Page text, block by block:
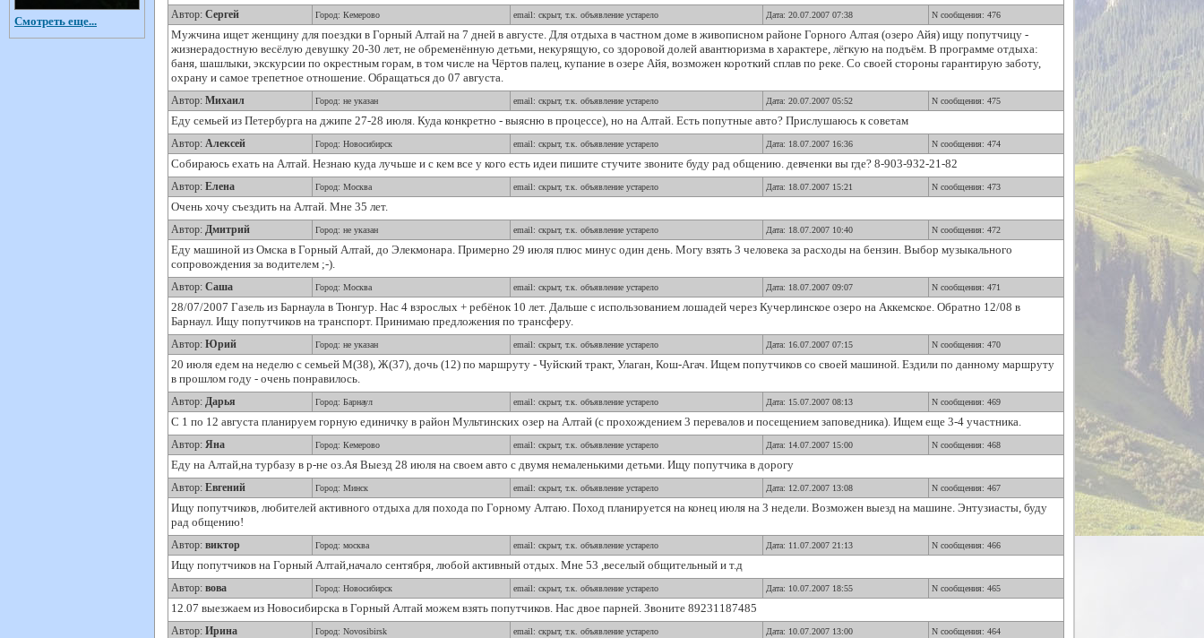
Смотреть еще... Автор: Сергей Город: Кемерово email: скрыт, т.к. объявление устарело Дата: 20.07.2007 07:38 N сообщения: 476
Мужчина ищет женщину для поездки в Горный Алтай на 7 дней в августе. Для отдыха в частном доме в живописном районе Горного Алтая (озеро Айя) ищу попутчицу -
жизнерадостную весёлую девушку 20-30 лет, не обременённую детьми, некурящую, со здоровой долей авантюризма в характере, лёгкую на подъём. В программе отдыха:
баня, шашлыки, экскурсии по окрестным горам, в том числе на Чёртов палец, купание в озере Айя, возможен короткий сплав по реке. Со своей стороны гарантирую заботу,
охрану и самое трепетное отношение. Обращаться до 07 августа.
Автор: Михаил Город: не указан email: скрыт, т.к. объявление устарело Дата: 20.07.2007 05:52 N сообщения: 475
Еду семьей из Петербурга на джипе 27-28 июля. Куда конкретно - выясню в процессе), но на Алтай. Есть попутные авто? Прислушаюсь к советам
Автор: Алексей Город: Новосибирск email: скрыт, т.к. объявление устарело Дата: 18.07.2007 16:36 N сообщения: 474
Собираюсь ехать на Алтай. Незнаю куда лучьше и с кем все у кого есть идеи пишите стучите звоните буду рад общению. девченки вы где? 8-903-932-21-82
Автор: Елена Город: Москва email: скрыт, т.к. объявление устарело Дата: 18.07.2007 15:21 N сообщения: 473
Очень хочу съездить на Алтай. Мне 35 лет.
Автор: Дмитрий Город: не указан email: скрыт, т.к. объявление устарело Дата: 18.07.2007 10:40 N сообщения: 472
Еду машиной из Омска в Горный Алтай, до Элекмонара. Примерно 29 июля плюс минус один день. Могу взять 3 человека за расходы на бензин. Выбор музыкального
сопровождения за водителем ;-).
Автор: Саша Город: Москва email: скрыт, т.к. объявление устарело Дата: 18.07.2007 09:07 N сообщения: 471
28/07/2007 Газель из Барнаула в Тюнгур. Нас 4 взрослых + ребёнок 10 лет. Дальше с использованием лошадей через Кучерлинское озеро на Аккемское. Обратно 12/08 в
Барнаул. Ищу попутчиков на транспорт. Принимаю предложения по трансферу.
Автор: Юрий Город: не указан email: скрыт, т.к. объявление устарело Дата: 16.07.2007 07:15 N сообщения: 470
20 июля едем на неделю с семьей М(38), Ж(37), дочь (12) по маршруту - Чуйский тракт, Улаган, Кош-Агач. Ищем попутчиков со своей машиной. Ездили по данному маршруту
в прошлом году - очень понравилось.
Автор: Дарья Город: Барнаул email: скрыт, т.к. объявление устарело Дата: 15.07.2007 08:13 N сообщения: 469
С 1 по 12 августа планируем горную единичку в район Мультинских озер на Алтай (с прохождением 3 перевалов и посещением заповедника). Ищем еще 3-4 участника.
Автор: Яна Город: Кемерово email: скрыт, т.к. объявление устарело Дата: 14.07.2007 15:00 N сообщения: 468
Еду на Алтай,на турбазу в р-не оз.Ая Выезд 28 июля на своем авто с двумя немаленькими детьми. Ищу попутчика в дорогу
Автор: Евгений Город: Минск email: скрыт, т.к. объявление устарело Дата: 12.07.2007 13:08 N сообщения: 467
Ищу попутчиков, любителей активного отдыха для похода по Горному Алтаю. Поход планируется на конец июля на 3 недели. Возможен выезд на машине. Энтузиасты, буду
рад общению!
Автор: виктор Город: москва email: скрыт, т.к. объявление устарело Дата: 11.07.2007 21:13 N сообщения: 466
Ищу попутчиков на Горный Алтай,начало сентября, любой активный отдых. Мне 53 ,веселый общительный и т.д
Автор: вова Город: Новосибирск email: скрыт, т.к. объявление устарело Дата: 10.07.2007 18:55 N сообщения: 465
12.07 выезжаем из Новосибирска в Горный Алтай можем взять попутчиков. Нас двое парней. Звоните 89231187485
Автор: Ирина Город: Novosibirsk email: скрыт, т.к. объявление устарело Дата: 10.07.2007 13:00 N сообщения: 464